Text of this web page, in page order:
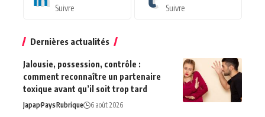
Suivre Suivre
Dernières actualités
Jalousie, possession, contrôle :
comment reconnaître un partenaire
toxique avant qu’il soit trop tard
JapapPaysRubrique 6 août 2026